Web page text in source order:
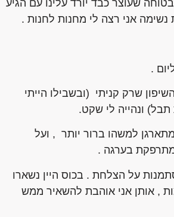
שעוצר כבד יורד עלינו עם הגיע
.
שרק קניתי (ובשבילו הייתי
ונהייה לי שקט.
למשהו ברור יותר , ועל
בערגה .
על הצלחת . בכוס היין נשארו
, אותן אני אוהבת להשאיר ממש